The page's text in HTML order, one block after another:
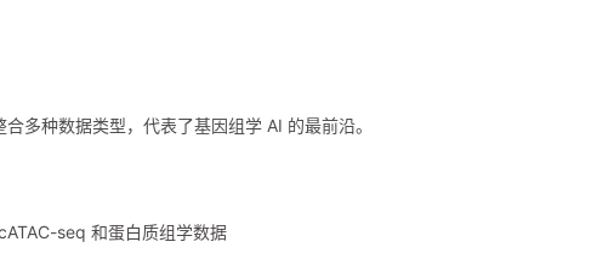
多种数据类型，代表了基因组学 AI 的最前沿。
seq 和蛋白质组学数据